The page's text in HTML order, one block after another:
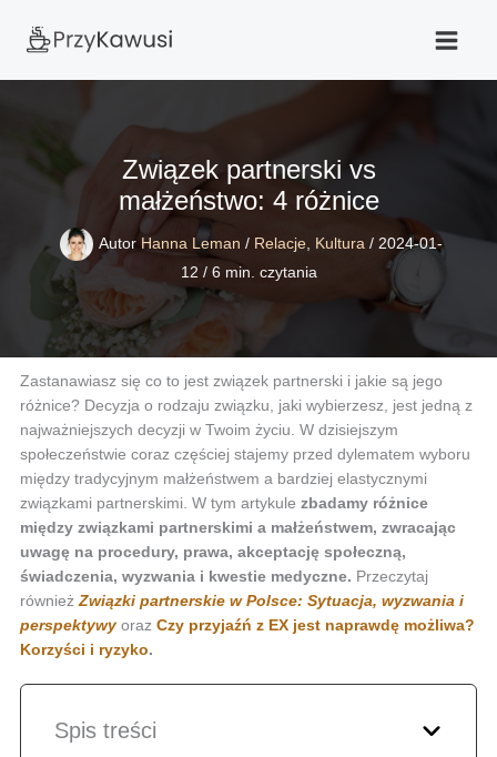
Związek partnerski vs
małżeństwo: 4 różnice
Autor Hanna Leman / Relacje Kultura / 2024-01-
12 / 6 min. czytania
Zastanawiasz się co to jest związek partnerski i jakie są jego
różnice? Decyzja o rodzaju związku, jaki wybierzesz, jest jedną z
najważniejszych decyzji w Twoim życiu. W dzisiejszym
społeczeństwie coraz częściej stajemy przed dylematem wyboru
między tradycyjnym małżeństwem a bardziej elastycznymi
związkami partnerskimi. W tym artykule zbadamy różnice
między związkami partnerskimi a małżeństwem, zwracając
uwagę na procedury, prawa, akceptację społeczną,
świadczenia, wyzwania i kwestie medyczne. Przeczytaj
również Związki partnerskie w Polsce: Sytuacja, wyzwania i
perspektywy oraz Czy przyjaźń z EX jest naprawdę możliwa?
Korzyści i ryzyko.
Spis treści